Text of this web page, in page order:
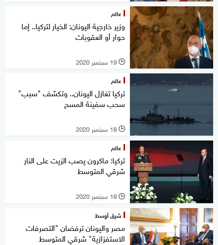
عالم
وزير خارجية اليونان: الخيار لتركيا.. إما
حوار أو العقوبات
l 19 سبتمبر 2020
عالم
تركيا تغازل اليونان.. وتكشف "سبب"
سحب سفينة المسح
l 18 سبتمبر 2020
عالم
تركيا: ماكرون يصب الزيت على النار
شرقي المتوسط
l 18 سبتمبر 2020
شرق أوسط
مصر واليونان ترفضان "التصرفات
الاستفزازية" شرقي المتوسط